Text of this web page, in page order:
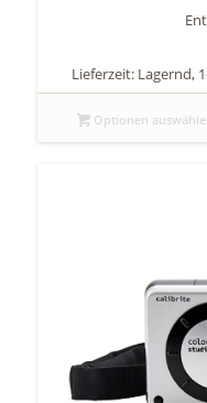
Lieferzeit: Lagernd,
Optionen